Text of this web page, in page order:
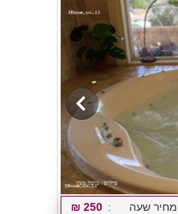
מחיר שעה
250 ₪